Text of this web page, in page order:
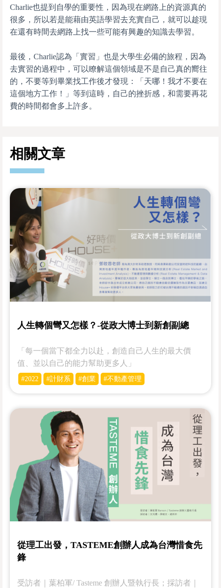
Charlie也提到自學的重要性，因為現在網路上的資源真的
很多，所以若是能藉由英語學習去充實自己，就可以趁現
在還有時間去網路上找一些可能有興趣的知識去學習。
最後，Charlie認為「實習」也是大學生必備的旅程，因為
去實習的過程中，可以瞭解這個領域是不是自己真的嚮往
的，不要等到畢業找工作後才發現：「天哪！我才不要在
這個地方工作！」等到這時，自己的挫折感，和需要再花
費的時間都會多上許多。
相關文章
人生轉個彎又怎樣？-從政大博士到新創副總
「每一個當下都全力以赴，創造自己人生的最大價
值、並以自己的能力幫助更多人」
#2022 #計財系 #創業 #不動產管理
從理工出發，TASTEME創辦人成為台灣惜食先
鋒
受訪者｜葉柏軍/ Tasteme 創辦人暨執行長；採訪者｜